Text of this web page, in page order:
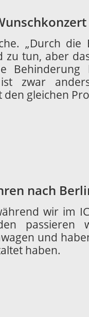
„Durch die
zu tun, aber
zwar
gleichen
nach
wir im
passieren
und
haben.